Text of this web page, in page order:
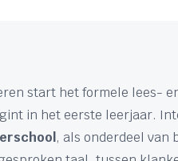
start het formele lees-
in het eerste leerjaar.
, als onderdeel van